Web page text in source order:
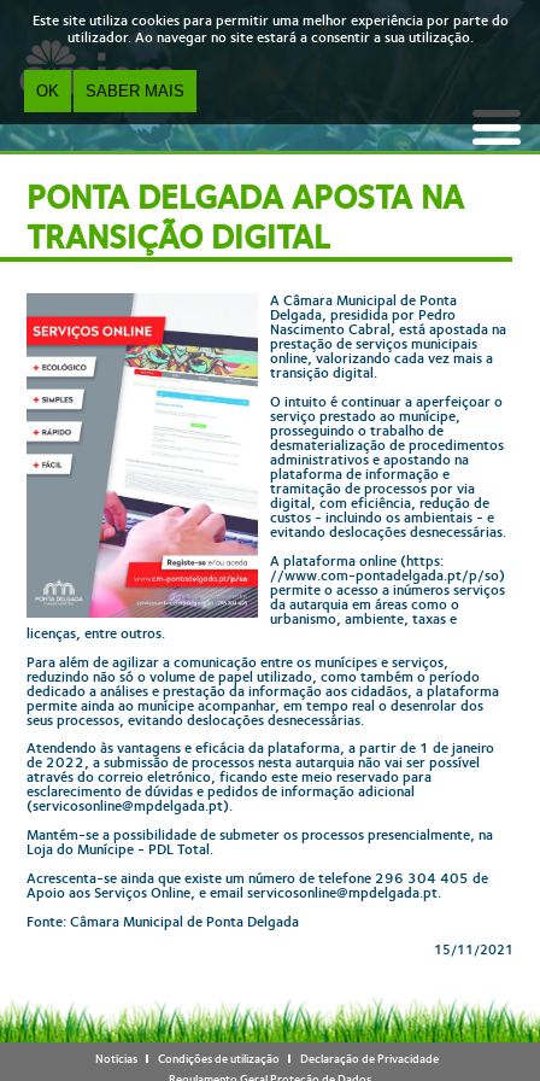
Este site utiliza cookies para permitir uma melhor experiência por parte do
utilizador. Ao navegar no site estará a consentir a sua utilização.
OK SABER MAIS
PONTA DELGADA APOSTA NA
TRANSIÇÃO DIGITAL
A Câmara Municipal de Ponta
Delgada, presidida por Pedro
Nascimento Cabral, está apostada na
prestação de serviços municipais
online, valorizando cada vez mais a
transição digital.
O intuito é continuar a aperfeiçoar o
serviço prestado ao munícipe,
prosseguindo o trabalho de
desmaterialização de procedimentos
administrativos e apostando na
plataforma de informação e
tramitação de processos por via
digital, com eficiência, redução de
custos - incluindo os ambientais - e
evitando deslocações desnecessárias.
A plataforma online (https:
//www.com-pontadelgada.pt/p/so)
permite o acesso a inúmeros serviços
da autarquia em áreas como o
urbanismo, ambiente, taxas e
licenças, entre outros.
Para além de agilizar a comunicação entre os munícipes e serviços,
reduzindo não só o volume de papel utilizado, como também o período
dedicado a análises e prestação da informação aos cidadãos, a plataforma
permite ainda ao munícipe acompanhar, em tempo real o desenrolar dos
seus processos, evitando deslocações desnecessárias.
Atendendo às vantagens e eficácia da plataforma, a partir de 1 de janeiro
de 2022, a submissão de processos nesta autarquia não vai ser possível
através do correio eletrónico, ficando este meio reservado para
esclarecimento de dúvidas e pedidos de informação adicional
(servicosonline@mpdelgada.pt).
Mantém-se a possibilidade de submeter os processos presencialmente, na
Loja do Munícipe - PDL Total.
Acrescenta-se ainda que existe um número de telefone 296 304 405 de
Apoio aos Serviços Online, e emailservicosonline@mpdelgada.pt
Fonte: Câmara Municipal de Ponta Delgada
15/11/2021
Notícias Condições de utilização
Declaração de Privacidade